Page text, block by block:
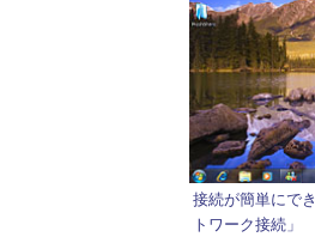
接続が簡単にで
トワーク接続」